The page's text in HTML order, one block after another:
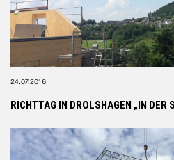
24.07.2016
RICHTTAG IN DROLSHAGEN „IN DER